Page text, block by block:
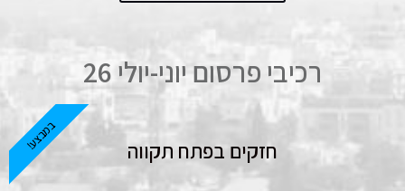
רכיבי פרסום יוני-יולי 26
חזקים בפתח תקווה במבצע!